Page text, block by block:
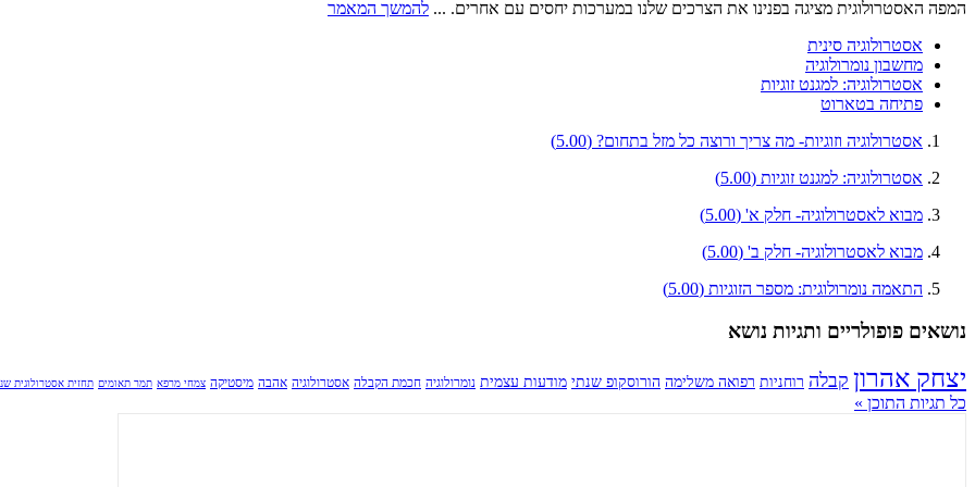
המפה האסטרולוגית מציגה בפנינו את הצרכים שלנו במערכות יחסים עם אחרים. ... להמשך המאמר
אסטרולוגיה סינית
מחשבון נומרולוגיה
אסטרולוגיה: למגנט זוגיות
פתיחה בטארוט
אסטרולוגיה וזוגיות- מה צריך ורוצה כל מזל בתחום? (5.00)
אסטרולוגיה: למגנט זוגיות (5.00)
מבוא לאסטרולוגיה- חלק א' (5.00)
מבוא לאסטרולוגיה- חלק ב' (5.00)
התאמה נומרולוגית: מספר הזוגיות (5.00)
נושאים פופולריים ותגיות נושא
יצחק אהרון קבלה רוחניות רפואה משלימה הורוסקופ שנתי מודעות עצמית נומרולוגיה חכמת הקבלה אסטרולוגיה אהבה מיסטיקה צמחי מרפא תמר תאומים תחזית אסטרולוגית
כל תגיות התוכן »